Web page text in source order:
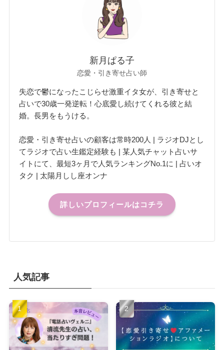
新月ぱる子
恋愛・引き寄せ占い師
失恋で鬱になったこじらせ激重イタ女が、引き寄せと
占いで30歳一発逆転！心底愛し続けてくれる彼と結
婚。長男をもうける。
恋愛・引き寄せ占いの顧客は常時200人 | ラジオDJとし
てラジオで占い生鑑定経験も | 某人気チャット占いサ
イトにて、最短3ヶ月で人気ランキングNo.1に | 占いオ
タク | 太陽月しし座オンナ
詳しいプロフィールはコチラ
人気記事